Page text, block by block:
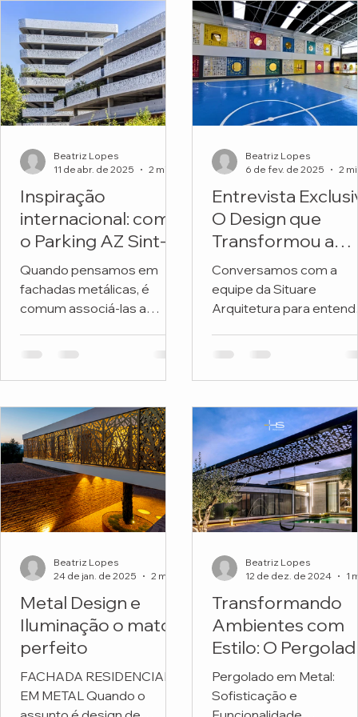
Inspiração
internacional: como
o Parking AZ Sint-
Lucas transforma
metal e natureza
em arquitetura
premiada
Quando pensamos em
fachadas metálicas, é
comum associá-las a
ou exclusivamente
do...
Beatriz Lopes
11 de abr. de 2025
Entrevista
O Design que
Transformou a
Fachada de uma
Escola
Conversamos com a
equipe da Situare
Arquitetura para
revitalizou a fachada da
Beatriz Lopes
6 de fev. de 2025
Metal Design e
Iluminação o match
perfeito
FACHADA RESIDENCIAL
EM METAL Quando o
Beatriz Lopes
24 de jan. de 2025
Transformando
Ambientes com
Estilo: O
em Metal
Personalizado da
Pergolado em Metal:
Sofisticação e
Beatriz Lopes
12 de dez. de 2024